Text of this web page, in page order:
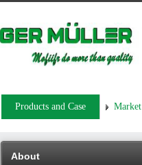
Products and Case Market
About